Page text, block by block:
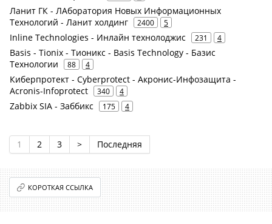
Ланит ГК - ЛАборатория Новых Информационных
Технологий - Ланит холдинг
2400 5
Inline Technologies - Инлайн технолоджис 231 4
Basis - Tionix - Тионикс - Basis Technology - Базис
Технологии
88 4
Киберпротект - Cyberprotect - Акронис-Инфозащита -
Acronis-Infoprotect
340 4
Zabbix SIA - Заббикс 175 4
1 2 3 > Последняя
КОРОТКАЯ ССЫЛКА